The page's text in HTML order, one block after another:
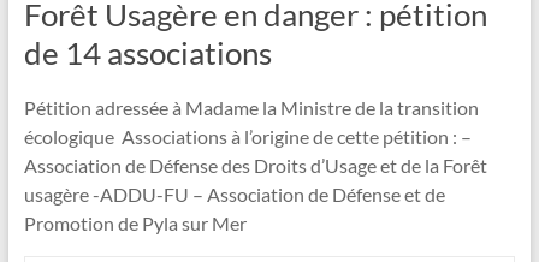
Forêt Usagère en danger : pétition
de 14 associations
Pétition adressée à Madame la Ministre de la transition
écologique Associations à l’origine de cette pétition : –
Association de Défense des Droits d’Usage et de la Forêt
usagère -ADDU-FU – Association de Défense et de
Promotion de Pyla sur Mer